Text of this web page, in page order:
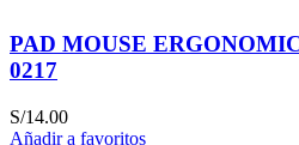
PAD MOUSE
0217
S/14.00
Añadir a favoritos